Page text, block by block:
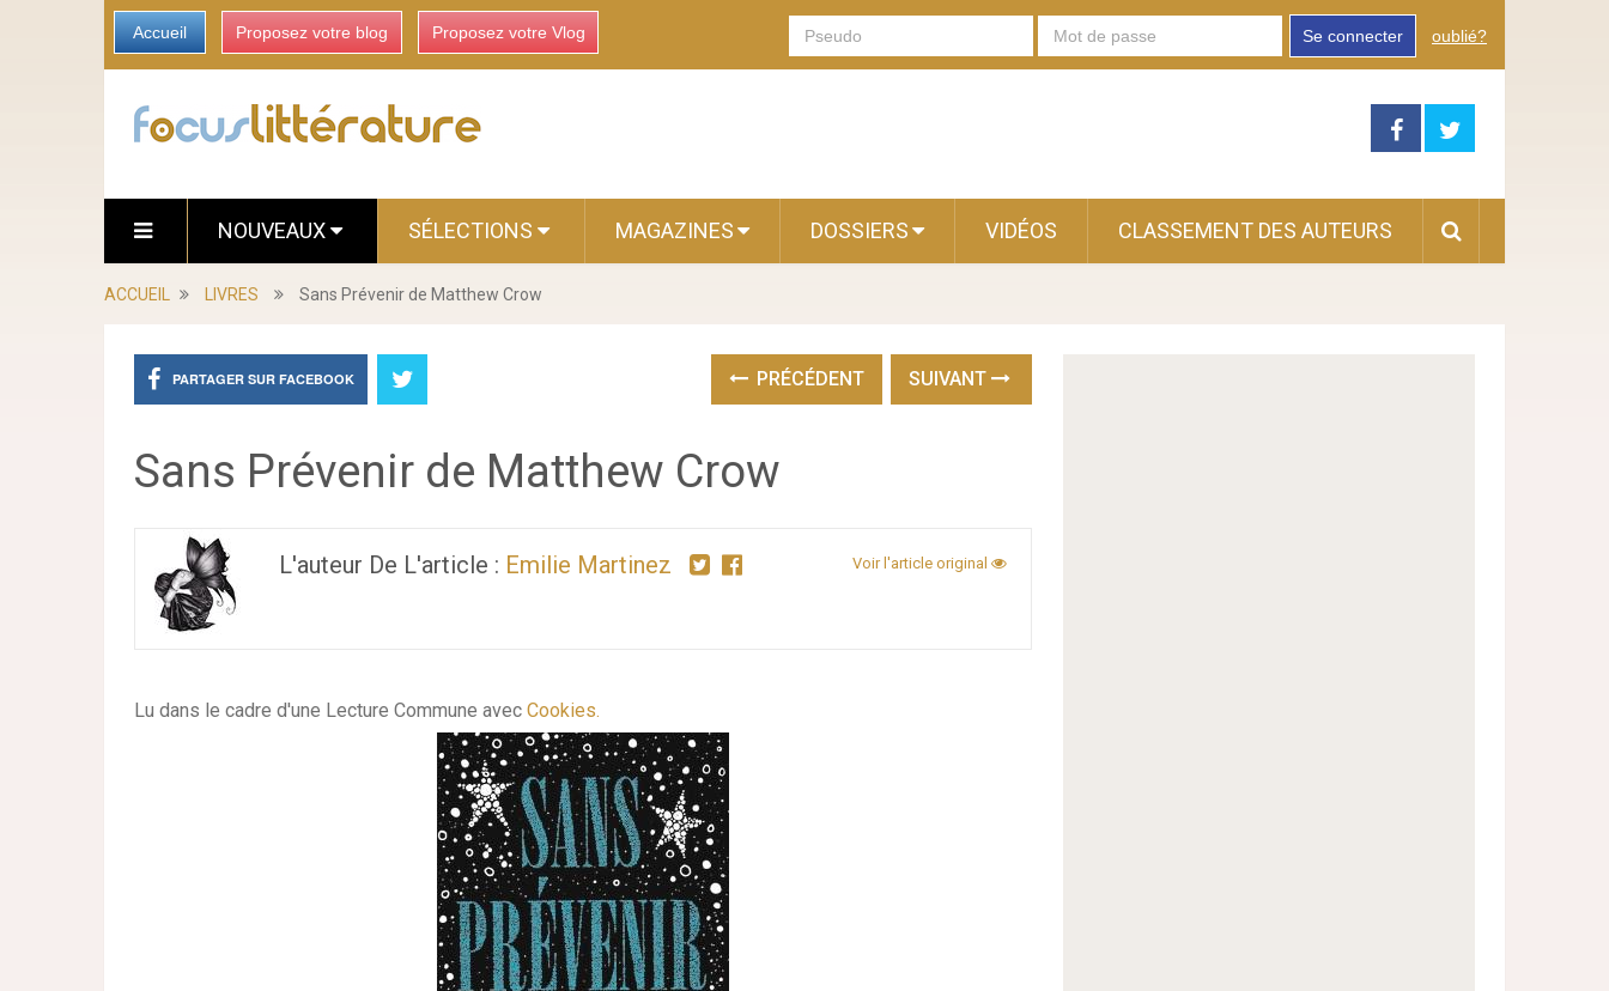
Accueil Proposez votre blog Proposez votre Vlog Se connecter oublié?
NOUVEAUX SÉLECTIONS MAGAZINES DOSSIERS VIDÉOS CLASSEMENT DES AUTEURS
ACCUEIL LIVRES Sans Prévenir de Matthew Crow
PARTAGER SUR FACEBOOK PRÉCÉDENT SUIVANT
Sans Prévenir de Matthew Crow
L'auteur De L'article : Emilie Martinez Voir l'article original
Lu dans le cadre d'une Lecture Commune avec Cookies.